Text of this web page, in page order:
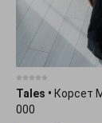
Tales • Корсет
000